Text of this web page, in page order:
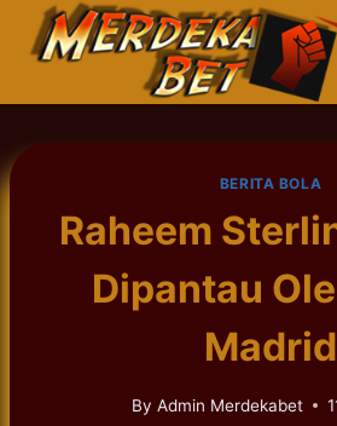
BERITA BOLA
Raheem
Dipantau
Madrid
By Admin Merdekabet